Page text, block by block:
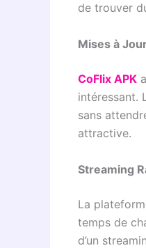
de trouver
Mises à
CoFlix APK
intéressant.
sans
attractive.
Streaming
La
temps de
d’un